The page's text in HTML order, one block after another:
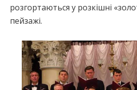
розгортаються у розкішні
пейзажі.